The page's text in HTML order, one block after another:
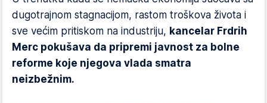
dugotrajnom stagnacijom, rastom troškova života i
sve većim pritiskom na industriju, kancelar Frdrih
Merc pokušava da pripremi javnost za bolne
reforme koje njegova vlada smatra
neizbežnim.